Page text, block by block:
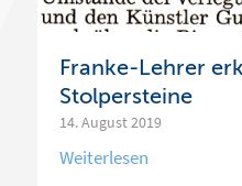
Franke-Lehrer
Stolpersteine
14. August 2019